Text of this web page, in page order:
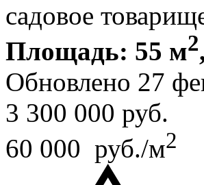
садовое
Площадь: 55 м2
Обновлено 27
3 300 000 руб.
60 000 руб./м2